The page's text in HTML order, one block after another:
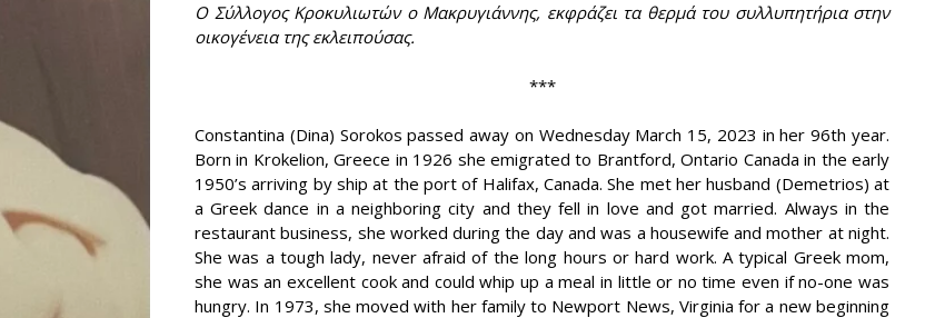
Ο Σύλλογος Κροκυλιωτών ο Μακρυγιάννης, εκφράζει τα θερμά του συλλυπητήρια στην
οικογένεια της εκλειπούσας.
***
Constantina (Dina) Sorokos passed away on Wednesday March 15, 2023 in her 96th year.
Born in Krokelion, Greece in 1926 she emigrated to Brantford, Ontario Canada in the early
1950’s arriving by ship at the port of Halifax, Canada. She met her husband (Demetrios) at
a Greek dance in a neighboring city and they fell in love and got married. Always in the
restaurant business, she worked during the day and was a housewife and mother at night.
She was a tough lady, never afraid of the long hours or hard work. A typical Greek mom,
she was an excellent cook and could whip up a meal in little or no time even if no-one was
hungry. In 1973, she moved with her family to Newport News, Virginia for a new beginning